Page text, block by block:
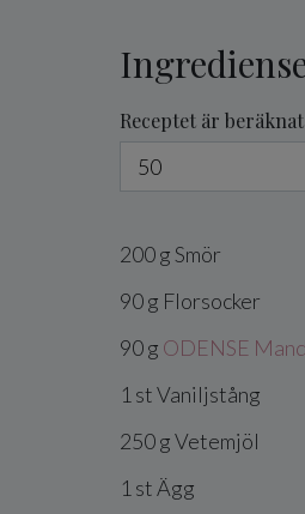
Receptet är
200gSmör
90g Florsocker
90g ODENSE
1 stVaniljstång
250gVetemjöl
1 stÄgg